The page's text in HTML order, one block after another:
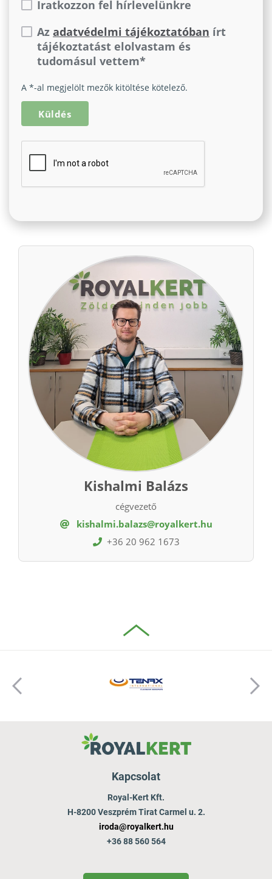
Iratkozzon fel hírlevelünkre
Az adatvédelmi tájékoztatóban írt
tájékoztatást elolvastam és
tudomásul vettem*
A *-al megjelölt mezők kitöltése kötelező.
Küldés
Kishalmi Balázs
cégvezető
kishalmi.balazs@royalkert.hu
+36 20 962 1673
Kapcsolat
Royal-Kert Kft.
H-8200 Veszprém Tirat Carmel u. 2.
iroda@royalkert.hu
+36 88 560 564